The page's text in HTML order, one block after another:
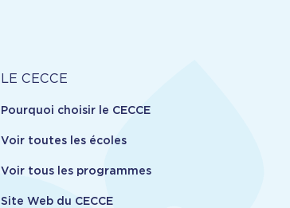
Carrière
LE CECCE
Pourquoi choisir le CECCE
Voir toutes les écoles
Voir tous les programmes
Site Web du CECCE